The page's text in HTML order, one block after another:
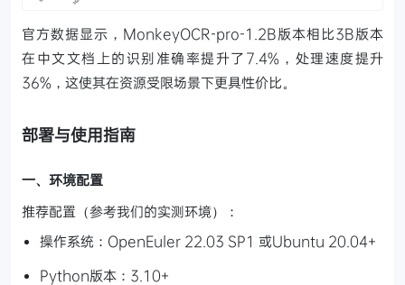
官方数据显示，MonkeyOCR-pro-1.2B版本相比3B版本
在中文文档上的识别准确率提升了7.4%，处理速度提升
36%，这使其在资源受限场景下更具性价比。
部署与使用指南
一、环境配置
推荐配置（参考我们的实测环境）：
操作系统：OpenEuler 22.03 SP1 或Ubuntu 20.04+
Python版本：3.10+